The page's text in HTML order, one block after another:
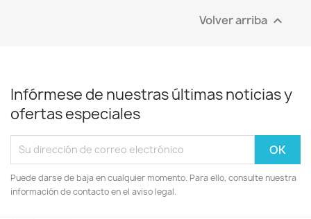
Volver arriba 
Infórmese de nuestras últimas noticias y
ofertas especiales
Puede darse de baja en cualquier momento. Para ello, consulte nuestra
información de contacto en el aviso legal.